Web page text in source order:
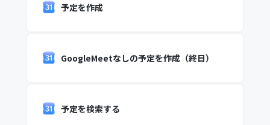
予定を作成
GoogleMeetなしの予定を作成（終日）
予定を検索する